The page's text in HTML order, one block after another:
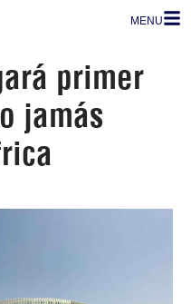
MENU
primer
jamás